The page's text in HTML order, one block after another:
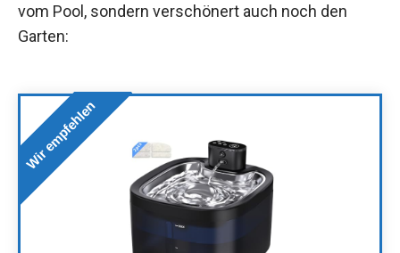
vom Pool, sondern verschönert auch noch den
Garten:
Wir empfehlen